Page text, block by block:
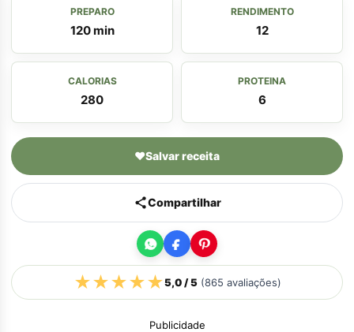
PREPARO
120 min
RENDIMENTO
12
CALORIAS
280
PROTEINA
6
♥Salvar receita
Compartilhar
★★★★★5,0/ 5(865 avaliações)
Publicidade